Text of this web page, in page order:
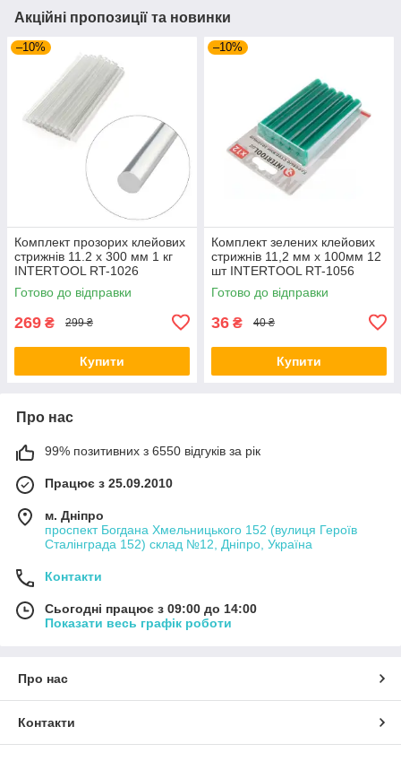
Акційні пропозиції та новинки
–10%
Комплект прозорих клейових
стрижнів 11.2 x 300 мм 1 кг
INTERTOOL RT-1026
Готово до відправки
269 ₴ 299 ₴
Купити
–10%
Комплект зелених клейових
стрижнів 11,2 мм х 100мм 12
шт INTERTOOL RT-1056
Готово до відправки
36 ₴ 40 ₴
Купити
Про нас
99% позитивних з 6550 відгуків за рік
Працює з 25.09.2010
м. Дніпро
проспект Богдана Хмельницького 152 (вулиця Героїв
Сталінграда 152) склад №12, Дніпро, Україна
Контакти
Сьогодні працює з 09:00 до 14:00
Показати весь графік роботи
Про нас
Контакти